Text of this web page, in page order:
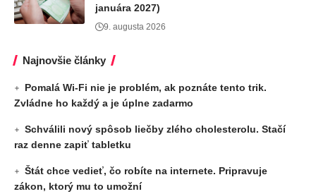
januára 2027)
9. augusta 2026
Najnovšie články
Pomalá Wi-Fi nie je problém, ak poznáte tento trik.
Zvládne ho každý a je úplne zadarmo
Schválili nový spôsob liečby zlého cholesterolu. Stačí
raz denne zapiť tabletku
Štát chce vedieť, čo robíte na internete. Pripravuje
zákon, ktorý mu to umožní